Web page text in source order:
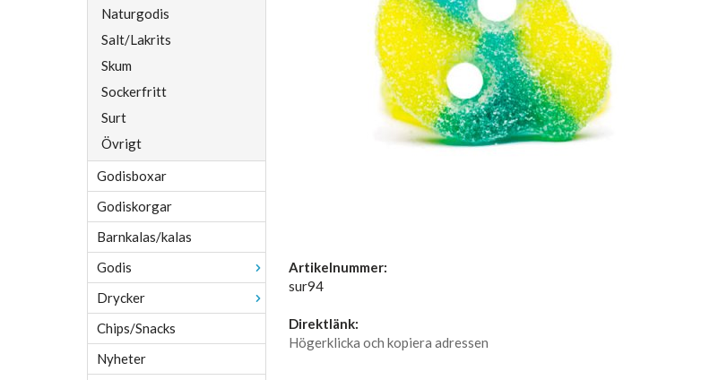
Naturgodis
Salt/Lakrits
Skum
Sockerfritt
Surt
Övrigt
Godisboxar
Godiskorgar
Barnkalas/kalas
Godis
Drycker
Chips/Snacks
Nyheter
Artikelnummer:
sur94
Direktlänk:
Högerklicka och kopiera adressen